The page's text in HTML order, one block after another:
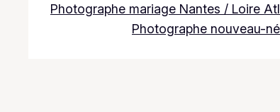
Photographe mariage Nantes / Loire
Photographe nouveau-